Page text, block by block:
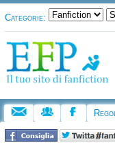
Categorie: